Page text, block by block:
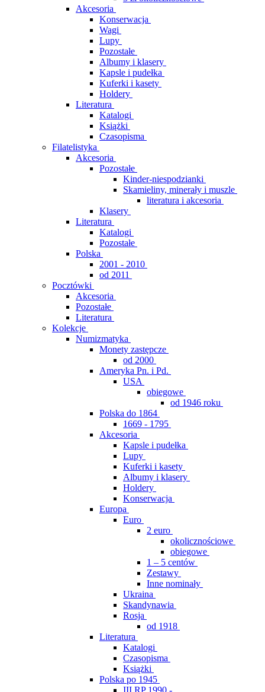
Akcesoria
Konserwacja
Wagi
Lupy
Pozostałe
Albumy i klasery
Kapsle i pudełka
Kuferki i kasety
Holdery
Literatura
Katalogi
Książki
Czasopisma
Filatelistyka
Akcesoria
Pozostałe
Kinder-niespodzianki
Skamieliny, minerały i muszle
literatura i akcesoria
Klasery
Literatura
Katalogi
Pozostałe
Polska
2001 - 2010
od 2011
Pocztówki
Akcesoria
Pozostałe
Literatura
Kolekcje
Numizmatyka
Monety zastępcze
od 2000
Ameryka Pn. i Pd.
USA
obiegowe
od 1946 roku
Polska do 1864
1669 - 1795
Akcesoria
Kapsle i pudełka
Lupy
Kuferki i kasety
Albumy i klasery
Holdery
Konserwacja
Europa
Euro
2 euro
okolicznościowe
obiegowe
1 – 5 centów
Zestawy
Inne nominały
Ukraina
Skandynawia
Rosja
od 1918
Literatura
Katalogi
Czasopisma
Książki
Polska po 1945
III RP 1990 -